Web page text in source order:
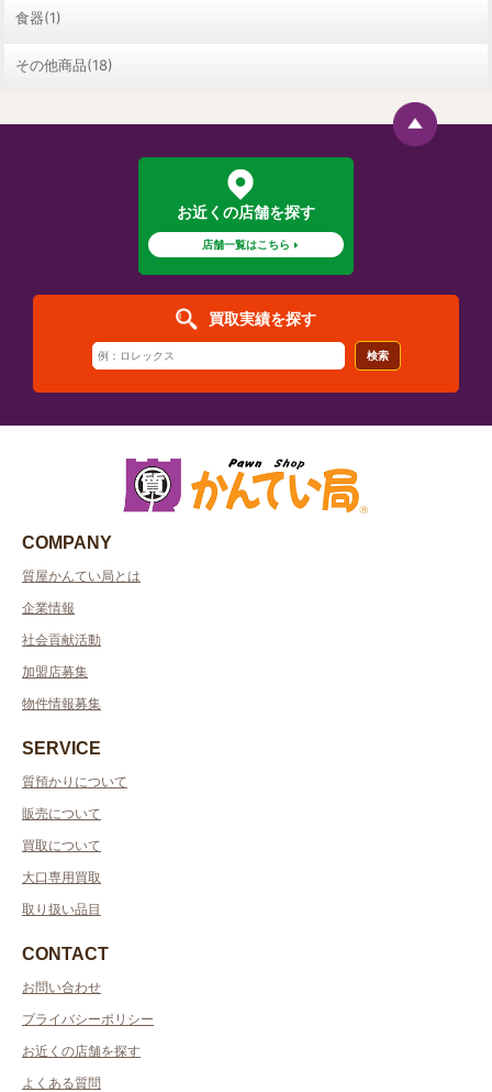
食器(1)
その他商品(18)
お近くの店舗を探す
店舗一覧はこちら
買取実績を探す
検索
COMPANY
質屋かんてい局とは
企業情報
社会貢献活動
加盟店募集
物件情報募集
SERVICE
質預かりについて
販売について
買取について
大口専用買取
取り扱い品目
CONTACT
お問い合わせ
プライバシーポリシー
お近くの店舗を探す
よくある質問